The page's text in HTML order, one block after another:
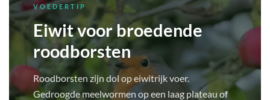
VOEDERTIP
Eiwit voor broedende
roodborsten
Roodborsten zijn dol op eiwitrijk voer.
Gedroogde meelwormen op een laag plateau of